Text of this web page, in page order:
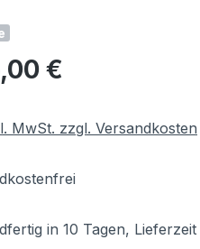
€
MwSt. zzgl. Versandkosten
in 10 Tagen, Lieferzeit